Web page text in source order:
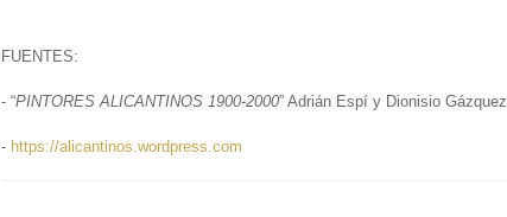
FUENTES:
- “PINTORES ALICANTINOS 1900-2000” Adrián Espí y Dionisio Gázquez
- https://alicantinos.wordpress.com